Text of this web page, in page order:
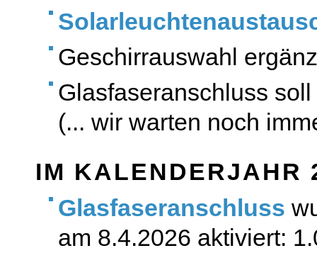
Geschirrauswahl
Glasfaseranschluss
(... wir warten noch
IM KALENDERJAHR
Glasfaseranschluss
am 8.4.2026 aktiviert: